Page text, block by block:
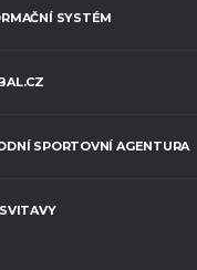
SYSTÉM
SPORTOVNÍ AGENTURA
JEVÍČKO